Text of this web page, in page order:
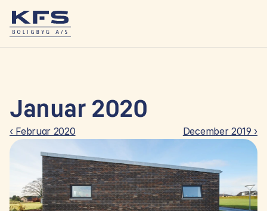
Januar 2020
‹ Februar 2020 December 2019 ›